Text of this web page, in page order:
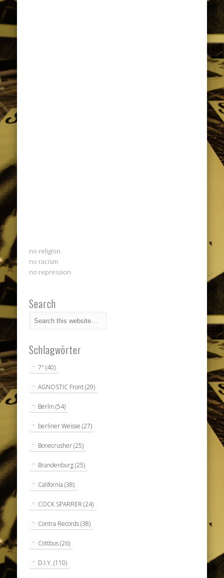
no religion
no racism
no repression
Search
Schlagwörter
7" (40)
AGNOSTIC Front(29)
Berlin (54)
berliner Weisse (27)
Bonecrusher(25)
Brandenburg(25)
California (38)
COCK SPARRER (24)
Contra Records(38)
Cottbus(26)
D.I.Y. (110)